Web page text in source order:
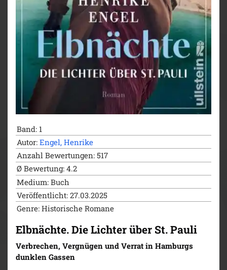
Band: 1
Autor: Engel, Henrike
Anzahl Bewertungen: 517
Ø Bewertung: 4.2
Medium: Buch
Veröffentlicht: 27.03.2025
Genre: Historische Romane
Elbnächte. Die Lichter über St. Pauli
Verbrechen, Vergnügen und Verrat in Hamburgs
dunklen Gassen